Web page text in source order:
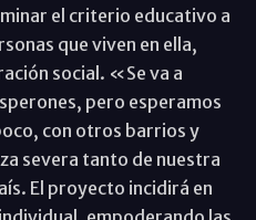
el criterio educativo a
que viven en ella,
social. «Se va a
pero esperamos
con otros barrios y
severa tanto de nuestra
El proyecto incidirá en